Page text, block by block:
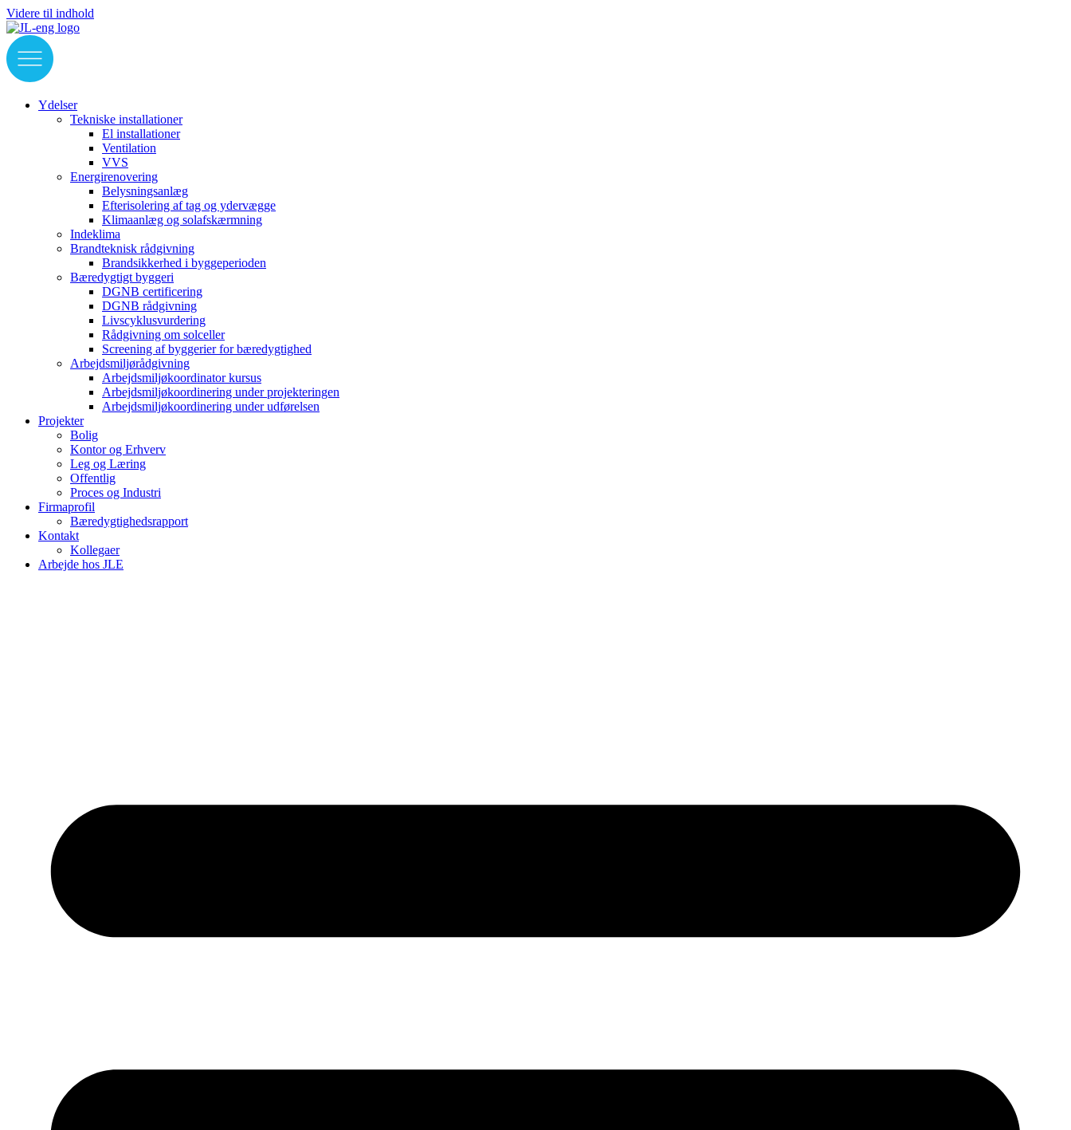
Videre til indhold
Ydelser
Tekniske installationer
El installationer
Ventilation
VVS
Energirenovering
Belysningsanlæg
Efterisolering af tag og ydervægge
Klimaanlæg og solafskærmning
Indeklima
Brandteknisk rådgivning
Brandsikkerhed i byggeperioden
Bæredygtigt byggeri
DGNB certificering
DGNB rådgivning
Livscyklusvurdering
Rådgivning om solceller
Screening af byggerier for bæredygtighed
Arbejdsmiljørådgivning
Arbejdsmiljøkoordinator kursus
Arbejdsmiljøkoordinering under projekteringen
Arbejdsmiljøkoordinering under udførelsen
Projekter
Bolig
Kontor og Erhverv
Leg og Læring
Offentlig
Proces og Industri
Firmaprofil
Bæredygtighedsrapport
Kontakt
Kollegaer
Arbejde hos JLE